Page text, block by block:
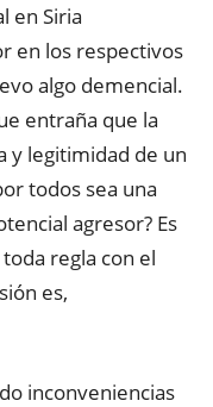
en Siria
en los respectivos
algo demencial.
entraña que la
y legitimidad de un
todos sea una
agresor? Es
regla con el
es,
inconveniencias